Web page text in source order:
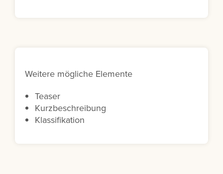
Weitere mögliche Elemente
Teaser
Kurzbeschreibung
Klassifikation